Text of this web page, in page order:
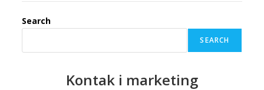
Search
SEARCH
Kontak i marketing